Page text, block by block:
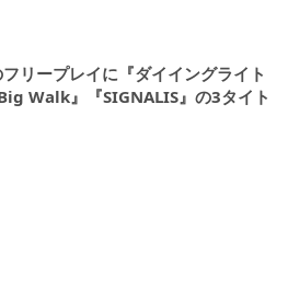
リープレイに『ダイイングライト
Walk』『SIGNALIS』の3タイト